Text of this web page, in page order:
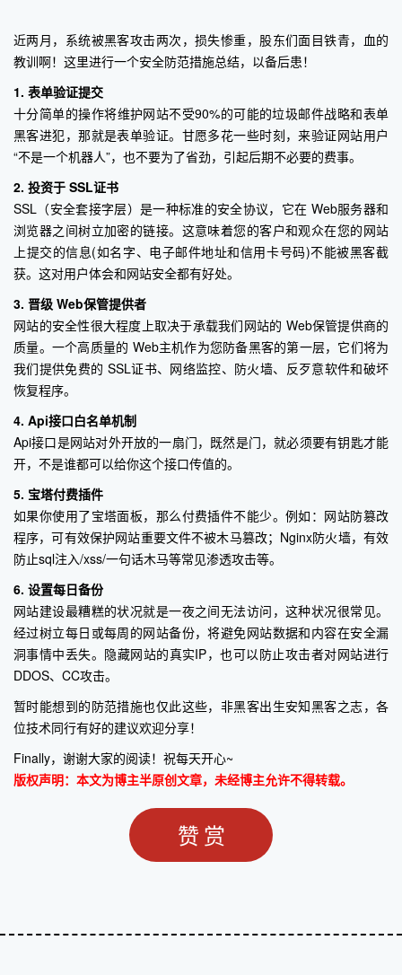
近两月，系统被黑客攻击两次，损失惨重，股东们面目铁青，血的
教训啊！这里进行一个安全防范措施总结，以备后患！
1. 表单验证提交
十分简单的操作将维护网站不受90%的可能的垃圾邮件战略和表单
黑客进犯，那就是表单验证。甘愿多花一些时刻，来验证网站用户
“不是一个机器人”，也不要为了省劲，引起后期不必要的费事。
2. 投资于 SSL证书
SSL（安全套接字层）是一种标准的安全协议，它在 Web服务器和
浏览器之间树立加密的链接。这意味着您的客户和观众在您的网站
上提交的信息(如名字、电子邮件地址和信用卡号码)不能被黑客截
获。这对用户体会和网站安全都有好处。
3. 晋级 Web保管提供者
网站的安全性很大程度上取决于承载我们网站的 Web保管提供商的
质量。一个高质量的 Web主机作为您防备黑客的第一层，它们将为
我们提供免费的 SSL证书、网络监控、防火墙、反歹意软件和破坏
恢复程序。
4. Api接口白名单机制
Api接口是网站对外开放的一扇门，既然是门，就必须要有钥匙才能
开，不是谁都可以给你这个接口传值的。
5. 宝塔付费插件
如果你使用了宝塔面板，那么付费插件不能少。例如：网站防篡改
程序，可有效保护网站重要文件不被木马篡改；Nginx防火墙，有效
防止sql注入/xss/一句话木马等常见渗透攻击等。
6. 设置每日备份
网站建设最糟糕的状况就是一夜之间无法访问，这种状况很常见。
经过树立每日或每周的网站备份，将避免网站数据和内容在安全漏
洞事情中丢失。隐藏网站的真实IP，也可以防止攻击者对网站进行
DDOS、CC攻击。
暂时能想到的防范措施也仅此这些，非黑客出生安知黑客之志，各
位技术同行有好的建议欢迎分享！
Finally，谢谢大家的阅读！祝每天开心~
版权声明：本文为博主半原创文章，未经博主允许不得转载。
赞赏